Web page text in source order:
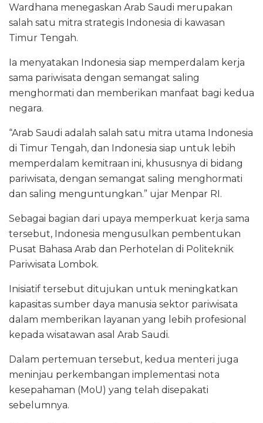
Wardhana menegaskan Arab Saudi merupakan
salah satu mitra strategis Indonesia di kawasan
Timur Tengah.
Ia menyatakan Indonesia siap memperdalam kerja
sama pariwisata dengan semangat saling
menghormati dan memberikan manfaat bagi kedua
negara.
“Arab Saudi adalah salah satu mitra utama Indonesia
di Timur Tengah, dan Indonesia siap untuk lebih
memperdalam kemitraan ini, khususnya di bidang
pariwisata, dengan semangat saling menghormati
dan saling menguntungkan.” ujar Menpar RI.
Sebagai bagian dari upaya memperkuat kerja sama
tersebut, Indonesia mengusulkan pembentukan
Pusat Bahasa Arab dan Perhotelan di Politeknik
Pariwisata Lombok.
Inisiatif tersebut ditujukan untuk meningkatkan
kapasitas sumber daya manusia sektor pariwisata
dalam memberikan layanan yang lebih profesional
kepada wisatawan asal Arab Saudi.
Dalam pertemuan tersebut, kedua menteri juga
meninjau perkembangan implementasi nota
kesepahaman (MoU) yang telah disepakati
sebelumnya.